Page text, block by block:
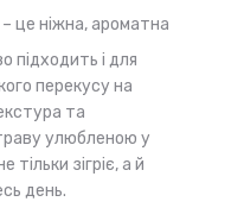
– це ніжна, ароматна
підходить і для
перекусу на
та
улюбленою у
тільки зігріє, а й
день.